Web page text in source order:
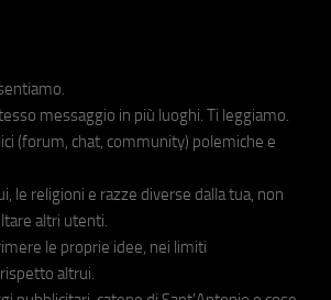
messaggio in più luoghi. Ti leggiamo.
(forum, chat, community) polemiche e
le religioni e razze diverse dalla tua, non
altri utenti.
le proprie idee, nei limiti
altrui.